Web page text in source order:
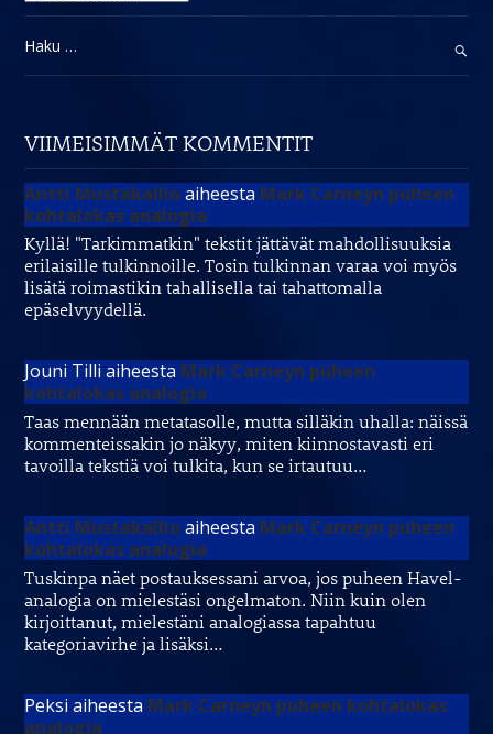
Haku:
VIIMEISIMMÄT KOMMENTIT
Antti Mustakallioaiheesta Mark Carneyn puheen
kohtalokas analogia
Kyllä! "Tarkimmatkin" tekstit jättävät mahdollisuuksia
erilaisille tulkinnoille. Tosin tulkinnan varaa voi myös
lisätä roimastikin tahallisella tai tahattomalla
epäselvyydellä.
Jouni Tilli aiheesta Mark Carneyn puheen
kohtalokas analogia
Taas mennään metatasolle, mutta silläkin uhalla: näissä
kommenteissakin jo näkyy, miten kiinnostavasti eri
tavoilla tekstiä voi tulkita, kun se irtautuu…
Antti Mustakallioaiheesta Mark Carneyn puheen
kohtalokas analogia
Tuskinpa näet postauksessani arvoa, jos puheen Havel-
analogia on mielestäsi ongelmaton. Niin kuin olen
kirjoittanut, mielestäni analogiassa tapahtuu
kategoriavirhe ja lisäksi…
Peksi aiheesta Mark Carneyn puheen kohtalokas
analogia